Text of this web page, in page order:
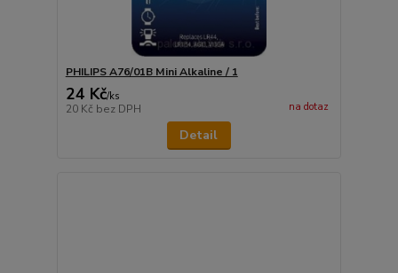
PHILIPS A76/01B Mini Alkaline / 1
24 Kč/ks
20 Kč bez DPH na dotaz
Detail